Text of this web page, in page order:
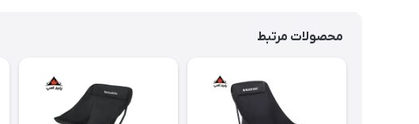
محصولات مرتبط